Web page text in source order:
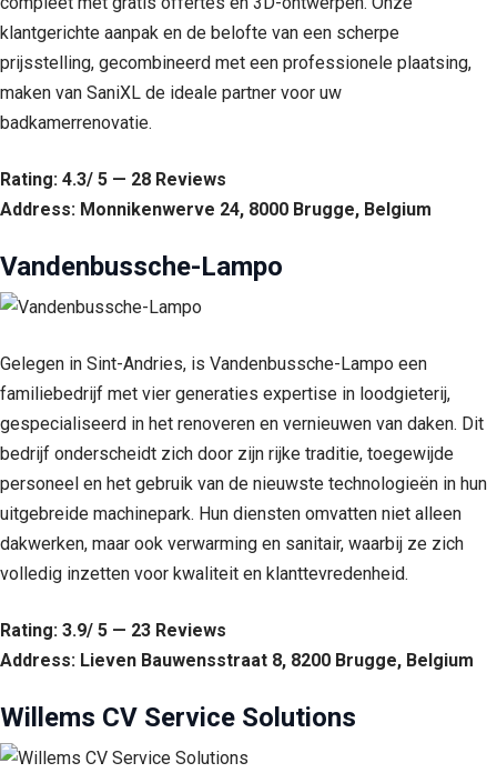
klantgerichte aanpak en de belofte van een scherpe
prijsstelling, gecombineerd met een professionele plaatsing,
maken van SaniXL de ideale partner voor uw
badkamerrenovatie.
Rating: 4.3/ 5 — 28 Reviews
Address: Monnikenwerve 24, 8000 Brugge, Belgium
Vandenbussche-Lampo
Gelegen in Sint-Andries, is Vandenbussche-Lampo een
familiebedrijf met vier generaties expertise in loodgieterij,
gespecialiseerd in het renoveren en vernieuwen van daken. Dit
bedrijf onderscheidt zich door zijn rijke traditie, toegewijde
personeel en het gebruik van de nieuwste technologieën in hun
uitgebreide machinepark. Hun diensten omvatten niet alleen
dakwerken, maar ook verwarming en sanitair, waarbij ze zich
volledig inzetten voor kwaliteit en klanttevredenheid.
Rating: 3.9/ 5 — 23 Reviews
Address: Lieven Bauwensstraat 8, 8200 Brugge, Belgium
Willems CV Service Solutions